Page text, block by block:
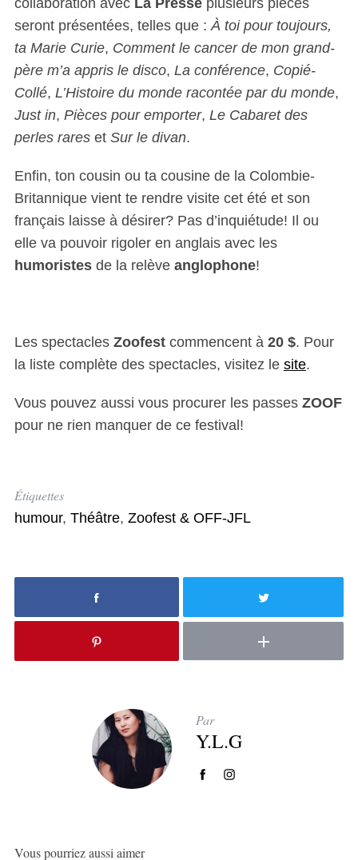
collaboration avec La Presseplusieurs pièces
seront présentées, telles que :À toi pour toujours,
ta Marie Curie, Comment le cancer de mon grand-
père m’a appris le disco, La conférence, Copié-
Collé, L’Histoire du monde racontée par du monde,
Just in, Pièces pour emporter, Le Cabaret des
perles rareset Sur le divan.
Enfin, ton cousin ou ta cousine de la Colombie-
Britannique vient te rendre visite cet été et son
français laisse à désirer? Pas d’inquiétude! Il ou
elle va pouvoir rigoler en anglais avec les
humoristesde la relève anglophone!
Les spectacles Zoofestcommencent à 20 $. Pour
la liste complète des spectacles, visitez le site.
Vous pouvez aussi vous procurer les passes ZOOF
pour ne rien manquer de ce festival!
Étiquettes
humour, Théâtre, Zoofest & OFF-JFL
Par
Y.L.G
Vous pourriez aussi aimer